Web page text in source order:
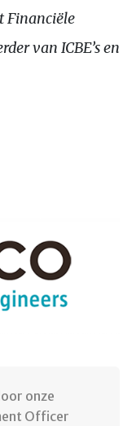
Financiële
van ICBE’s en
onze
Officer